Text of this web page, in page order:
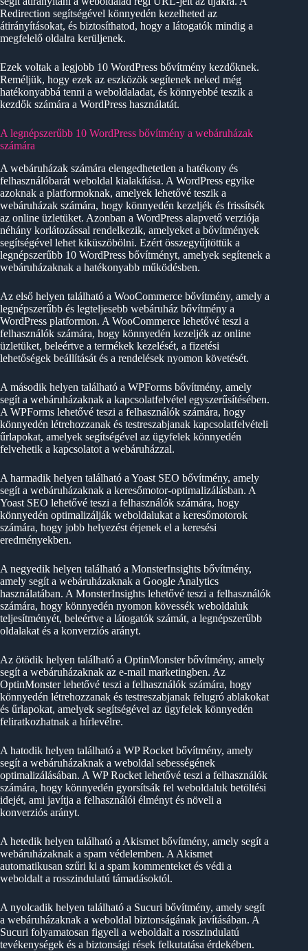
Redirection segítségével könnyedén kezelheted az
átirányításokat, és biztosíthatod, hogy a látogatók mindig a
megfelelő oldalra kerüljenek.
Ezek voltak a legjobb 10 WordPress bővítmény kezdőknek.
Reméljük, hogy ezek az eszközök segítenek neked még
hatékonyabbá tenni a weboldaladat, és könnyebbé teszik a
kezdők számára a WordPress használatát.
A legnépszerűbb 10 WordPress bővítmény a webáruházak
számára
A webáruházak számára elengedhetetlen a hatékony és
felhasználóbarát weboldal kialakítása. A WordPress egyike
azoknak a platformoknak, amelyek lehetővé teszik a
webáruházak számára, hogy könnyedén kezeljék és frissítsék
az online üzletüket. Azonban a WordPress alapvető verziója
néhány korlátozással rendelkezik, amelyeket a bővítmények
segítségével lehet kiküszöbölni. Ezért összegyűjtöttük a
legnépszerűbb 10 WordPress bővítményt, amelyek segítenek a
webáruházaknak a hatékonyabb működésben.
Az első helyen található a WooCommerce bővítmény, amely a
legnépszerűbb és legteljesebb webáruház bővítmény a
WordPress platformon. A WooCommerce lehetővé teszi a
felhasználók számára, hogy könnyedén kezeljék az online
üzletüket, beleértve a termékek kezelését, a fizetési
lehetőségek beállítását és a rendelések nyomon követését.
A második helyen található a WPForms bővítmény, amely
segít a webáruházaknak a kapcsolatfelvétel egyszerűsítésében.
A WPForms lehetővé teszi a felhasználók számára, hogy
könnyedén létrehozzanak és testreszabjanak kapcsolatfelvételi
űrlapokat, amelyek segítségével az ügyfelek könnyedén
felvehetik a kapcsolatot a webáruházzal.
A harmadik helyen található a Yoast SEO bővítmény, amely
segít a webáruházaknak a keresőmotor-optimalizálásban. A
Yoast SEO lehetővé teszi a felhasználók számára, hogy
könnyedén optimalizálják weboldalukat a keresőmotorok
számára, hogy jobb helyezést érjenek el a keresési
eredményekben.
A negyedik helyen található a MonsterInsights bővítmény,
amely segít a webáruházaknak a Google Analytics
használatában. A MonsterInsights lehetővé teszi a felhasználók
számára, hogy könnyedén nyomon kövessék weboldaluk
teljesítményét, beleértve a látogatók számát, a legnépszerűbb
oldalakat és a konverziós arányt.
Az ötödik helyen található a OptinMonster bővítmény, amely
segít a webáruházaknak az e-mail marketingben. Az
OptinMonster lehetővé teszi a felhasználók számára, hogy
könnyedén létrehozzanak és testreszabjanak felugró ablakokat
és űrlapokat, amelyek segítségével az ügyfelek könnyedén
feliratkozhatnak a hírlevélre.
A hatodik helyen található a WP Rocket bővítmény, amely
segít a webáruházaknak a weboldal sebességének
optimalizálásában. A WP Rocket lehetővé teszi a felhasználók
számára, hogy könnyedén gyorsítsák fel weboldaluk betöltési
idejét, ami javítja a felhasználói élményt és növeli a
konverziós arányt.
A hetedik helyen található a Akismet bővítmény, amely segít a
webáruházaknak a spam védelemben. A Akismet
automatikusan szűri ki a spam kommenteket és védi a
weboldalt a rosszindulatú támadásoktól.
A nyolcadik helyen található a Sucuri bővítmény, amely segít
a webáruházaknak a weboldal biztonságának javításában. A
Sucuri folyamatosan figyeli a weboldalt a rosszindulatú
tevékenységek és a biztonsági rések felkutatása érdekében.